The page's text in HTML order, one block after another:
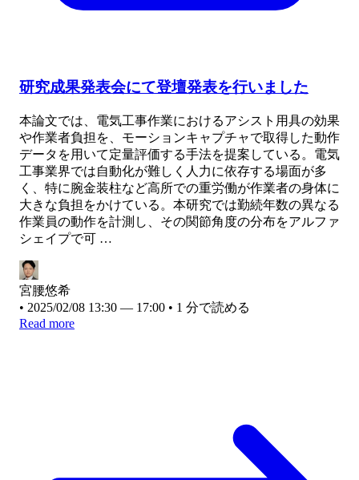
研究成果発表会にて登壇発表を行いました
本論文では、電気工事作業におけるアシスト用具の効果
や作業者負担を、モーションキャプチャで取得した動作
データを用いて定量評価する手法を提案している。電気
工事業界では自動化が難しく人力に依存する場面が多
く、特に腕金装柱など高所での重労働が作業者の身体に
大きな負担をかけている。本研究では勤続年数の異なる
作業員の動作を計測し、その関節角度の分布をアルファ
シェイプで可 …
宮腰悠希
• 2025/02/08 13:30 — 17:00 • 1 分で読める
Read more